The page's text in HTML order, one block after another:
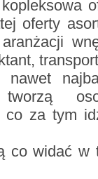
oferty
co za tym
co widać w